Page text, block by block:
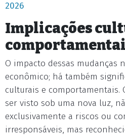
2026
Implicações
O impacto dessas mudanças
econômico; há também
culturais e comportamentais.
ser visto sob uma nova luz,
exclusivamente a riscos ou
irresponsáveis, mas